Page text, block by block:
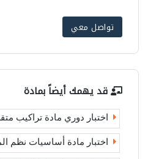
تواصل معي
قد يهمك أيضاً بمادة
اختبار دوري مادة تراكيب
اختبار مادة أساسيات نظم